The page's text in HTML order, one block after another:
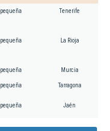
pequeña Tenerife
pequeña La Rioja
pequeña Murcia
pequeña Tarragona
pequeña Jaén